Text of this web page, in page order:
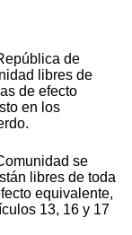
de
libres de
de efecto
en los
se
libres de toda
equivalente,
13, 16 y 17